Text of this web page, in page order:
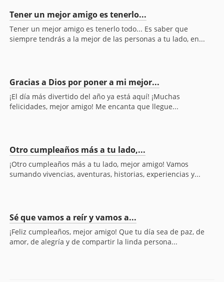
Tener un mejor amigo es tenerlo...
Tener un mejor amigo es tenerlo todo... Es saber que
siempre tendrás a la mejor de las personas a tu lado, en...
Gracias a Dios por poner a mi mejor...
¡El día más divertido del año ya está aquí! ¡Muchas
felicidades, mejor amigo! Me encanta que llegue...
Otro cumpleaños más a tu lado,...
¡Otro cumpleaños más a tu lado, mejor amigo! Vamos
sumando vivencias, aventuras, historias, experiencias y...
Sé que vamos a reír y vamos a...
¡Feliz cumpleaños, mejor amigo! Que tu día sea de paz, de
amor, de alegría y de compartir la linda persona...